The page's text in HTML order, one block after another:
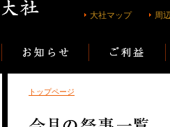
大社マップ 周
トップページ